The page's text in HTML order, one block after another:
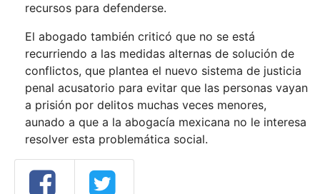
recursos para defenderse.
El abogado también criticó que no se está
recurriendo a las medidas alternas de solución de
conflictos, que plantea el nuevo sistema de justicia
penal acusatorio para evitar que las personas vayan
a prisión por delitos muchas veces menores,
aunado a que a la abogacía mexicana no le interesa
resolver esta problemática social.